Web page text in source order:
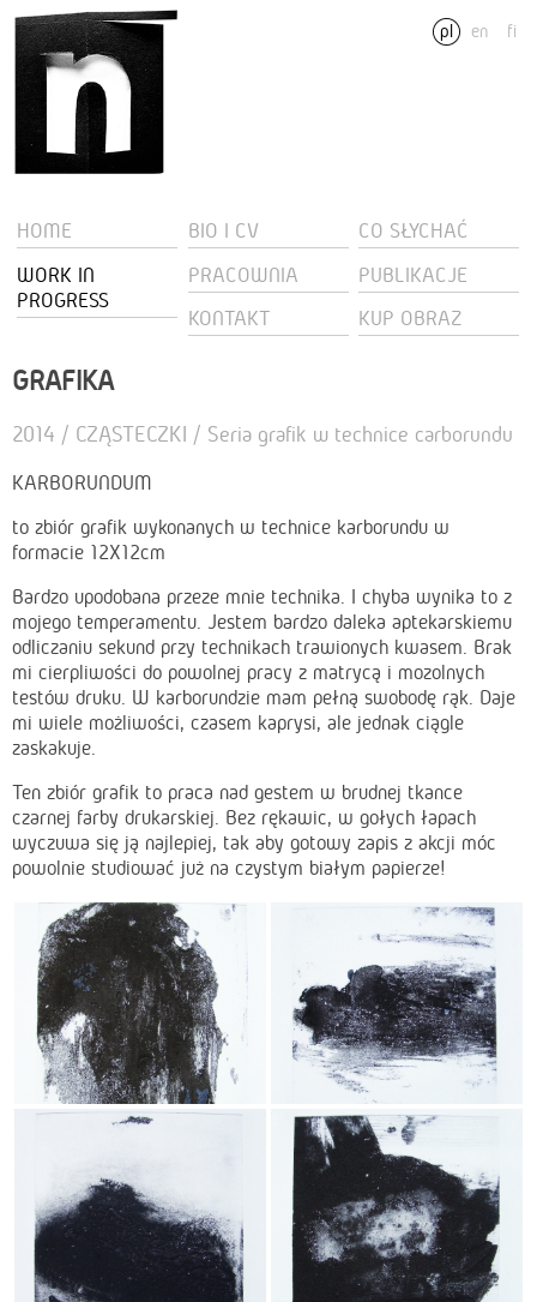
pl en fi
HOME BIO I CV
CO SŁYCHAĆ
WORK IN
PROGRESS
PRACOWNIA
PUBLIKACJE
KONTAKT
KUP OBRAZ
GRAFIKA
2014 / CZĄSTECZKI / Seria grafik w technice carborundu
KARBORUNDUM
to zbiór grafik wykonanych w technice karborundu w
formacie 12X12cm
Bardzo upodobana przeze mnie technika. I chyba wynika to z
mojego temperamentu. Jestem bardzo daleka aptekarskiemu
odliczaniu sekund przy technikach trawionych kwasem. Brak
mi cierpliwości do powolnej pracy z matrycą i mozolnych
testów druku. W karborundzie mam pełną swobodę rąk. Daje
mi wiele możliwości, czasem kaprysi, ale jednak ciągle
zaskakuje.
Ten zbiór grafik to praca nad gestem w brudnej tkance
czarnej farby drukarskiej. Bez rękawic, w gołych łapach
wyczuwa się ją najlepiej, tak aby gotowy zapis z akcji móc
powolnie studiować już na czystym białym papierze!